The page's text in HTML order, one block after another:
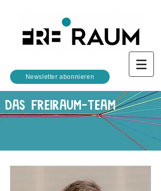
Newsletter abonnieren
DAS FREIRAUM-TEAM